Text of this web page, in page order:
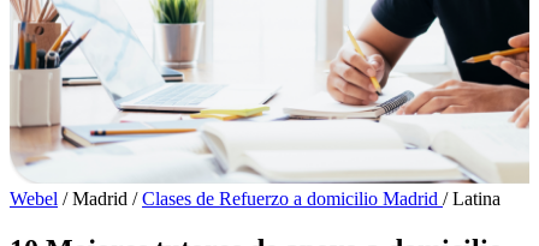
Webel / Madrid / Clases de Refuerzo a domicilio Madrid / Latina